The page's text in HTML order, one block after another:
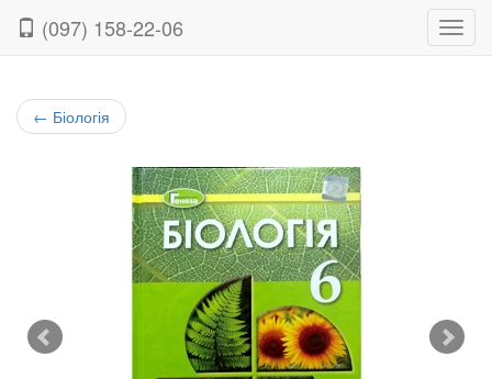
(097) 158-22-06
← Біологія